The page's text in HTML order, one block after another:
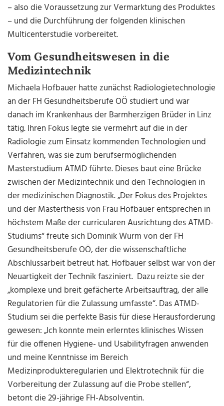
– also die Voraussetzung zur Vermarktung des Produktes
– und die Durchführung der folgenden klinischen
Multicenterstudie vorbereitet.
Vom Gesundheitswesen in die
Medizintechnik
Michaela Hofbauer hatte zunächst Radiologietechnologie
an der FH Gesundheitsberufe OÖ studiert und war
danach im Krankenhaus der Barmherzigen Brüder in Linz
tätig. Ihren Fokus legte sie vermehrt auf die in der
Radiologie zum Einsatz kommenden Technologien und
Verfahren, was sie zum berufsermöglichenden
Masterstudium ATMD führte. Dieses baut eine Brücke
zwischen der Medizintechnik und den Technologien in
der medizinischen Diagnostik. „Der Fokus des Projektes
und der Masterthesis von Frau Hofbauer entsprechen in
höchstem Maße der curricularen Ausrichtung des ATMD-
Studiums“ freute sich Dominik Wurm von der FH
Gesundheitsberufe OÖ, der die wissenschaftliche
Abschlussarbeit betreut hat. Hofbauer selbst war von der
Neuartigkeit der Technik fasziniert. Dazu reizte sie der
„komplexe und breit gefächerte Arbeitsauftrag, der alle
Regulatorien für die Zulassung umfasste“. Das ATMD-
Studium sei die perfekte Basis für diese Herausforderung
gewesen: „Ich konnte mein erlerntes klinisches Wissen
für die offenen Hygiene- und Usabilityfragen anwenden
und meine Kenntnisse im Bereich
Medizinprodukteregularien und Elektrotechnik für die
Vorbereitung der Zulassung auf die Probe stellen“,
betont die 29-jährige FH-Absolventin.